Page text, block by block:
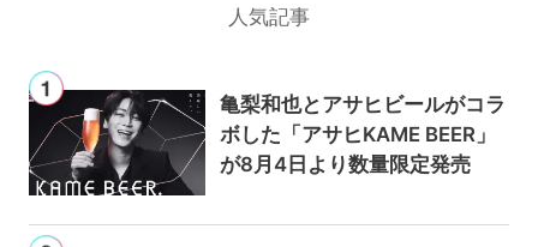
人気記事
亀梨和也とアサヒビールがコラ
ボした「アサヒKAME BEER」
が8月4日より数量限定発売